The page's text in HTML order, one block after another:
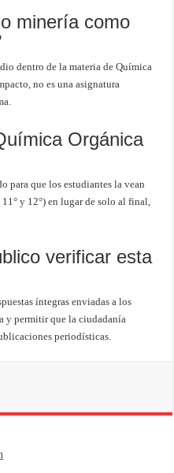
minería como
dentro de la materia de Química
no es una asignatura
Orgánica
para que los estudiantes la vean
y 12°) en lugar de solo al final,
verificar esta
íntegras enviadas a los
y permitir que la ciudadanía
periodísticas.